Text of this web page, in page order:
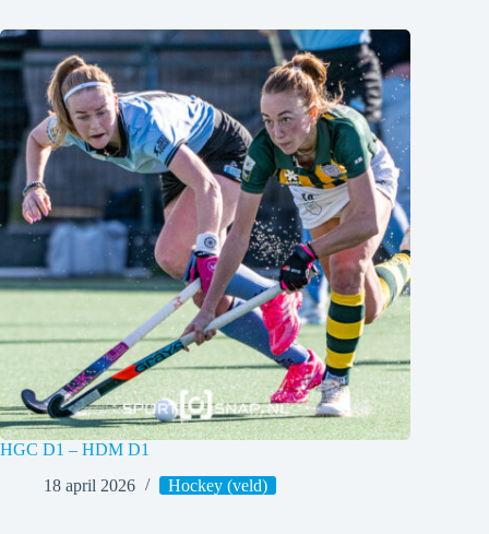
HGC D1 – HDM D1
18 april 2026
Hockey (veld)